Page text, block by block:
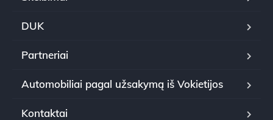
DUK
Partneriai
Automobiliai pagal užsakymą iš Vokietijos
Kontaktai